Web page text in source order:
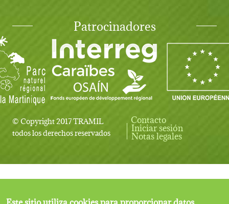
Patrocinadores
© Copyright 2017 TRAMIL
todos los derechos reservados
User account menu
Contacto
Iniciar sesión
Notas legales
Este sitio utiliza cookies para proporcionar datos